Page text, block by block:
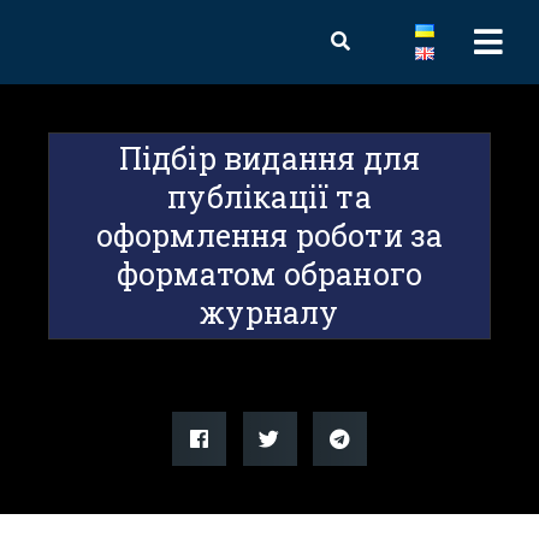
Підбір видання для
публікації та
оформлення роботи за
форматом обраного
журналу